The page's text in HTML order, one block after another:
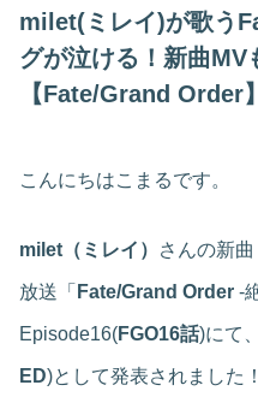
milet(ミレイ)が歌う
グが泣ける！新曲MV
【Fate/Grand Order】
こんにちはこまるです。
milet（ミレイ） さんの新曲
放送「 Fate/Grand Order -
Episode16(FGO16話)にて
ED)として発表されました！